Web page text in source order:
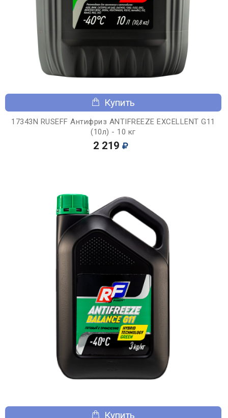
Купить
17343N RUSEFF Антифриз ANTIFREEZE EXCELLENT G11
(10л) - 10 кг
2 219
Купить